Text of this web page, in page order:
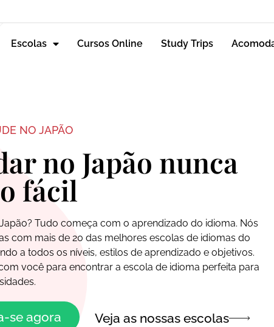
Escolas Cursos Online Study Trips
NO JAPÃO
no Japão nunca
fácil
Tudo começa com o aprendizado do idioma. Nós
com mais de 20 das melhores escolas de idiomas do
a todos os níveis, estilos de aprendizado e objetivos.
você para encontrar a escola de idioma perfeita para
se agora Veja as nossas escolas